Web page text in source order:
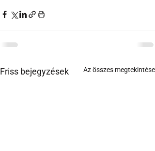
Friss bejegyzések Az összes megtekintése